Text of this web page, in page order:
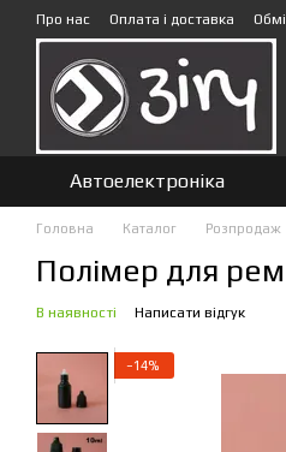
Перейти до основного контенту
Про нас Оплата і доставка
Автоелектроніка
Головна Каталог Розпродаж
Полімер для
В наявності Написати відгук
−14%